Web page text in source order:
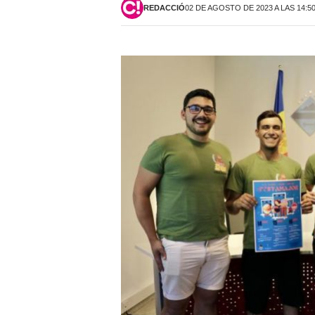
REDACCIÓ02 DE AGOSTO DE 2023 A LAS